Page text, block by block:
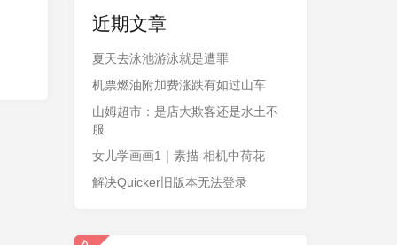
近期文章
夏天去泳池游泳就是遭罪
机票燃油附加费涨跌有如过山车
山姆超市：是店大欺客还是水土不
服
女儿学画画1｜素描-相机中荷花
解决Quicker旧版本无法登录